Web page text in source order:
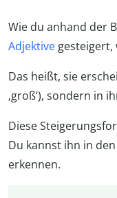
Wie du anhand der
Adjektive gesteigert,
Das heißt, sie
‚groß‘), sondern in
Diese
Du kannst ihn in
erkennen.